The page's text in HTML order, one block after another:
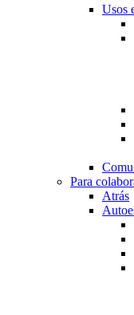
Usos
Para
Atrás